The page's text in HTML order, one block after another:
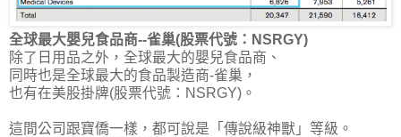
全球最大嬰兒食品商--雀巢(股票代號：NSRGY)
除了日用品之外，全球最大的嬰兒食品商、
同時也是全球最大的食品製造商-雀巢，
也有在美股掛牌(股票代號：NSRGY)。
這間公司跟寶僑一樣，都可說是「傳說級神獸」等級。